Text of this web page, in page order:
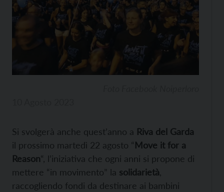
Si svolgerà anche quest’anno a Riva del Garda
il prossimo martedì 22 agosto “Move it for a
Reason“, l’iniziativa che ogni anni si propone di
mettere “in movimento” la solidarietà
raccogliendo fondi da destinare ai bambini